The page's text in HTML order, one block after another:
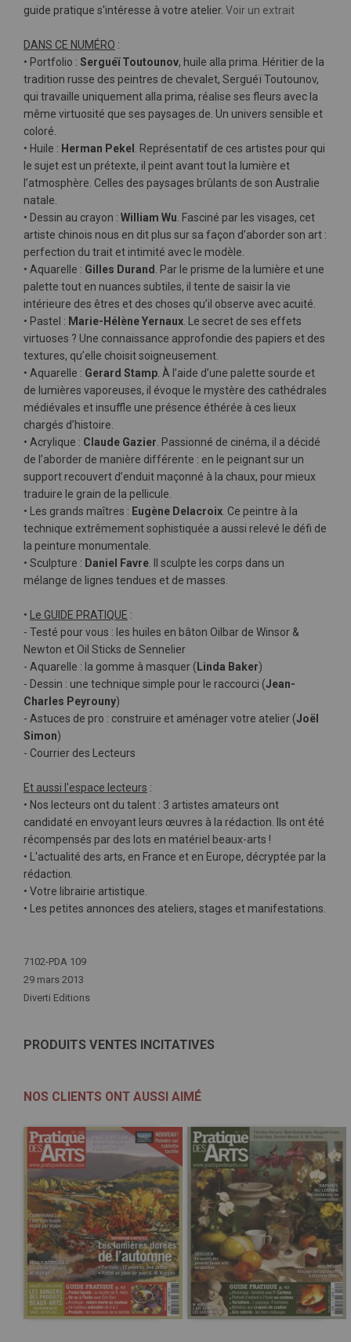
guide pratique s'intéresse à votre atelier. Voir un extrait
DANS CE NUMÉRO :
• Portfolio : Serguéï Toutounov, huile alla prima. Héritier de la
tradition russe des peintres de chevalet, Serguéï Toutounov,
qui travaille uniquement alla prima, réalise ses fleurs avec la
même virtuosité que ses paysages.de. Un univers sensible et
coloré.
• Huile : Herman Pekel
. Représentatif de ces artistes pour qui
le sujet est un prétexte, il peint avant tout la lumière et
l’atmosphère. Celles des paysages brûlants de son Australie
natale.
• Dessin au crayon : William Wu . Fasciné par les visages, cet
artiste chinois nous en dit plus sur sa façon d’aborder son art :
perfection du trait et intimité avec le modèle.
• Aquarelle : Gilles Durand
. Par le prisme de la lumière et une
palette tout en nuances subtiles, il tente de saisir la vie
intérieure des êtres et des choses qu’il observe avec acuité.
• Pastel : Marie-Hélène Yernaux . Le secret de ses effets
virtuoses ? Une connaissance approfondie des papiers et des
textures, qu’elle choisit soigneusement.
• Aquarelle : Gerard Stamp . À l’aide d’une palette sourde et
de lumières vaporeuses, il évoque le mystère des ­cathédrales
­mé­diévales et insuffle une présence éthérée à ces lieux
chargés d’histoire.
• Acrylique : Claude Gazier . Passionné de cinéma, il a décidé
de l’aborder de manière différente : en le peignant sur un
support recouvert d’enduit maçonné à la chaux, pour mieux
traduire le grain de la pellicule.
• Les grands maîtres : Eugène Delacroix . Ce peintre à la
technique extrêmement sophistiquée a aussi relevé le défi de
la peinture monumentale.
• Sculpture : Daniel Favre . Il sculpte les corps dans un
mélange de lignes tendues et de masses.
• Le GUIDE PRATIQUE :
- Testé pour vous : les huiles en bâton Oilbar de Winsor &
Newton et Oil Sticks de Sennelier
- Aquarelle : la gomme à masquer ( Linda Baker)
- Dessin : une technique simple pour le raccourci (Jean-
Charles Peyrouny)
- Astuces de pro : construire et aménager votre atelier (Joël
Simon)
- Courrier des Lecteurs
Et aussi l'espace lecteurs :
• Nos lecteurs ont du talent : 3 artistes amateurs ont
candidaté en envoyant leurs œuvres à la rédaction. Ils ont été
récompensés par des lots en matériel beaux-arts !
• L'actualité des arts, en France et en Europe, décryptée par la
rédaction.
• Votre librairie artistique.
• Les petites annonces des ateliers, stages et manifestations.
d'infos
7102-PDA 109
29 mars 2013
Diverti Editions
PRODUITS VENTES INCITATIVES
NOS CLIENTS ONT AUSSI AIMÉ